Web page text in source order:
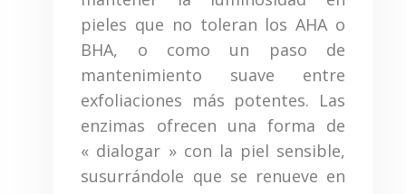
pieles que no toleran los AHA o
BHA, o como un paso de
mantenimiento suave entre
exfoliaciones más potentes. Las
enzimas ofrecen una forma de
« dialogar » con la piel sensible,
susurrándole que se renueve en